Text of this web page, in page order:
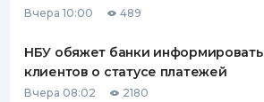
СТРАХОВАНИЮ
ВСЕ СТРАХОВЫЕ ПОЛИСЫ
Вчера 10:00 489
НБУ обяжет банки информировать
клиентов о статусе платежей
Вчера 08:02 2180